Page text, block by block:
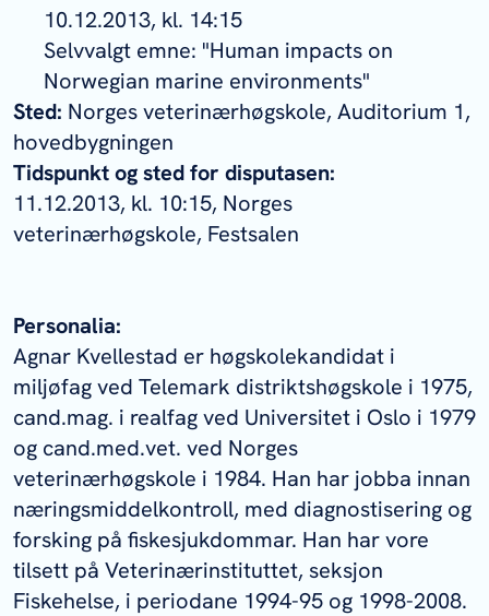
10.12.2013, kl. 14:15
Selvvalgt emne: "Human impacts on
Norwegian marine environments"
Sted: Norges veterinærhøgskole, Auditorium 1,
hovedbygningen
Tidspunkt og sted for disputasen:
11.12.2013, kl. 10:15, Norges
veterinærhøgskole, Festsalen
Personalia:
Agnar Kvellestad er høgskolekandidat i
miljøfag ved Telemark distriktshøgskole i 1975,
cand.mag. i realfag ved Universitet i Oslo i 1979
og cand.med.vet. ved Norges
veterinærhøgskole i 1984. Han har jobba innan
næringsmiddelkontroll, med diagnostisering og
forsking på fiskesjukdommar. Han har vore
tilsett på Veterinærinstituttet, seksjon
Fiskehelse, i periodane 1994-95 og 1998-2008.